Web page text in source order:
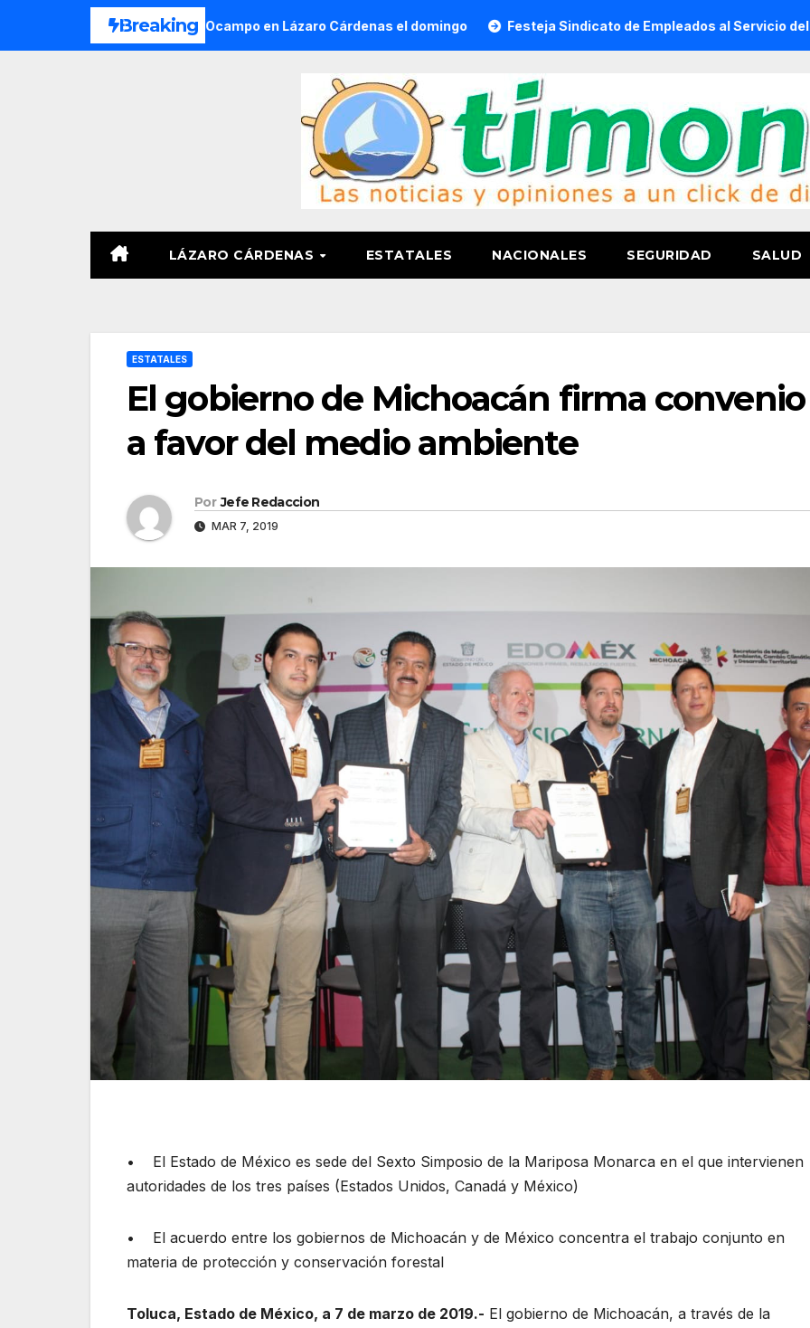
Breaking
Ejido Melchor Ocampo en Lázaro Cárdenas el domingo Festeja Sindicato de Empleados al Servicio del H.
LÁZARO CÁRDENAS ESTATALES NACIONALES SEGURIDAD SALUD
ESTATALES
El gobierno de Michoacán firma convenio
a favor del medio ambiente
Por Jefe Redaccion
MAR 7, 2019
• El Estado de México es sede del Sexto Simposio de la Mariposa Monarca en el que intervienen
autoridades de los tres países (Estados Unidos, Canadá y México)
• El acuerdo entre los gobiernos de Michoacán y de México concentra el trabajo conjunto en
materia de protección y conservación forestal
Toluca, Estado de México, a 7 de marzo de 2019.- El gobierno de Michoacán, a través de la